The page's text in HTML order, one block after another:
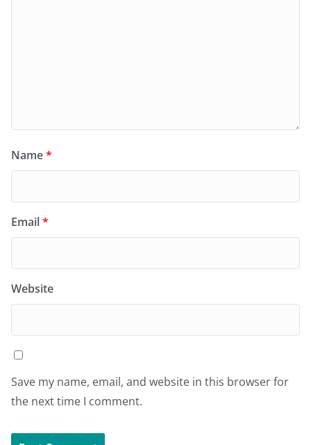
Name*
Email*
Website
Save my name, email, and website in this browser for
the next time I comment.